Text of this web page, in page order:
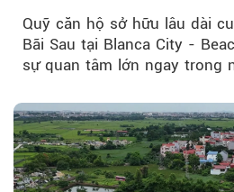
Quỹ căn hộ sở hữu lâu dài
Bãi Sau tại Blanca City -
sự quan tâm lớn ngay trong